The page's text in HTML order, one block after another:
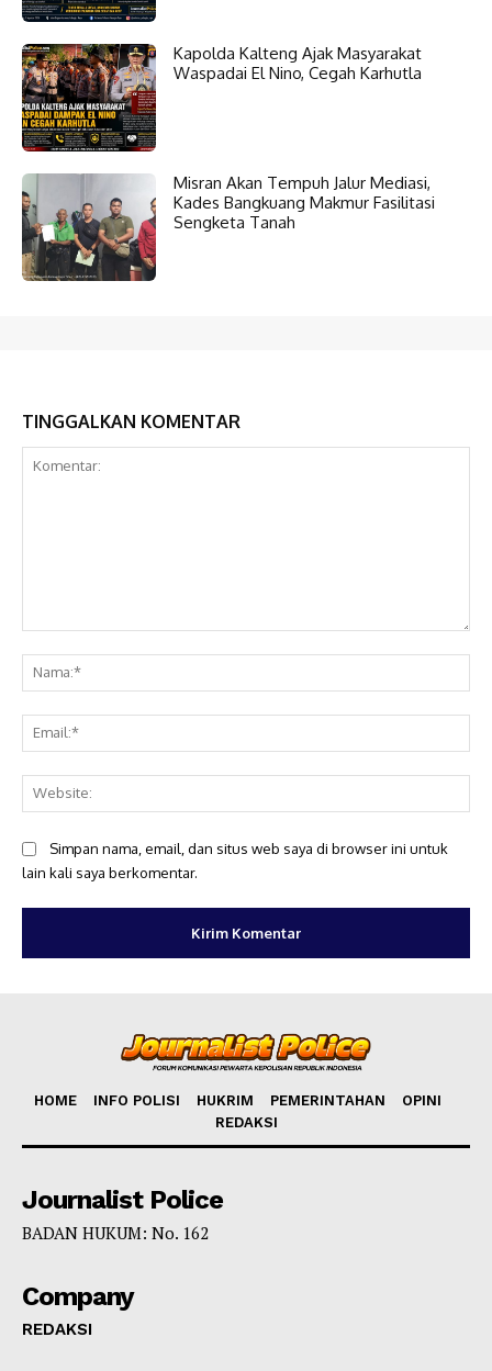
Kapolda Kalteng Ajak Masyarakat
Waspadai El Nino, Cegah Karhutla
Misran Akan Tempuh Jalur Mediasi,
Kades Bangkuang Makmur Fasilitasi
Sengketa Tanah
TINGGALKAN KOMENTAR
Simpan nama, email, dan situs web saya di browser ini untuk
lain kali saya berkomentar.
HOME INFO POLISI HUKRIM PEMERINTAHAN
OPINI
REDAKSI
Journalist Police
BADAN HUKUM: No. 162
Company
REDAKSI